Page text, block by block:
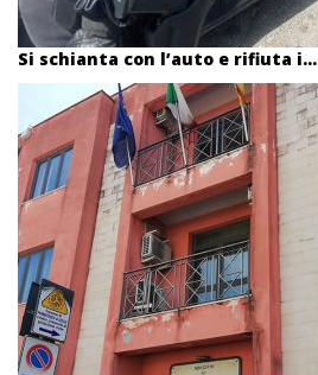
Si schianta con l’auto e rifiuta i...